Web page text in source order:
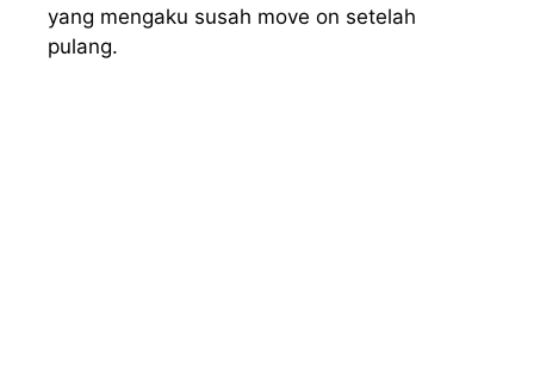
yang mengaku susah move on setelah
pulang.